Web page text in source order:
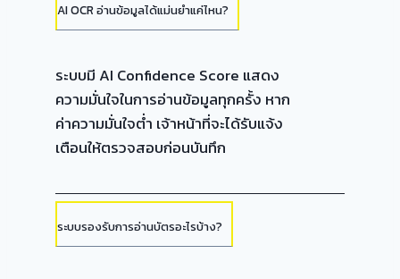
AI OCR อ่านข้อมูลได้แม่นยำแค่ไหน?
ระบบมี AI Confidence Score แสดง
ความมั่นใจในการอ่านข้อมูลทุกครั้ง หาก
ค่าความมั่นใจต่ำ เจ้าหน้าที่จะได้รับแจ้ง
เตือนให้ตรวจสอบก่อนบันทึก
ระบบรองรับการอ่านบัตรอะไรบ้าง?